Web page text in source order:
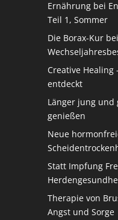
Ernährung bei
Teil 1, Sommer
Die Borax-Kur bei
Creative Healing
entdeckt
Länger jung und
genießen
Neue
Statt Impfung
Therapie von
Angst und Sorge